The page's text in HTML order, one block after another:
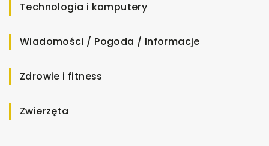
Technologia i komputery
Wiadomości / Pogoda / Informacje
Zdrowie i fitness
Zwierzęta